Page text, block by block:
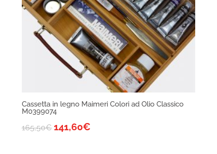
Cassetta in legno Maimeri Colori ad Olio Classico
M0399074
165,50€ 141,60€